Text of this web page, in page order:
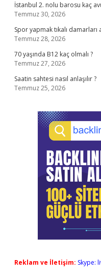
İstanbul 2. nolu barosu kaç
Temmuz 30, 2026
Spor yapmak tıkalı damarları
Temmuz 28, 2026
70 yaşında B12 kaç olmalı ?
Temmuz 27, 2026
Saatin sahtesi nasıl anlaşılır ?
Temmuz 25, 2026
Reklam ve İletişim: Skype: